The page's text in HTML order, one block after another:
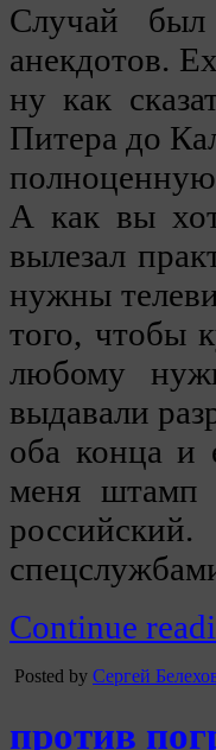
Случай
анекдотов.
ну как
Питера до
полноценную
А как вы
вылезал
нужны
того, чтобы
любому
выдавали
оба конца и
меня штамп
Continue
Posted by Сергей
против